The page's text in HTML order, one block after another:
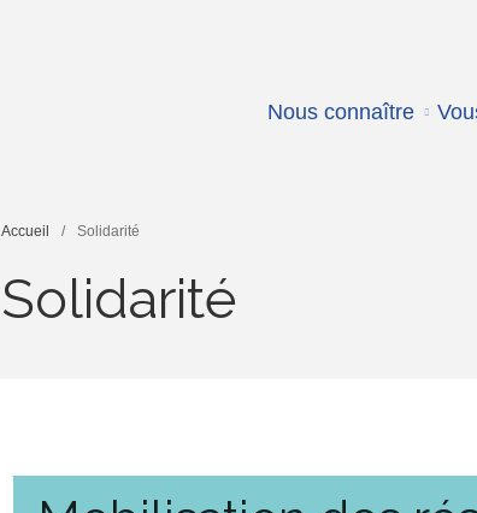
Nous connaître
Accueil / Solidarité
Solidarité